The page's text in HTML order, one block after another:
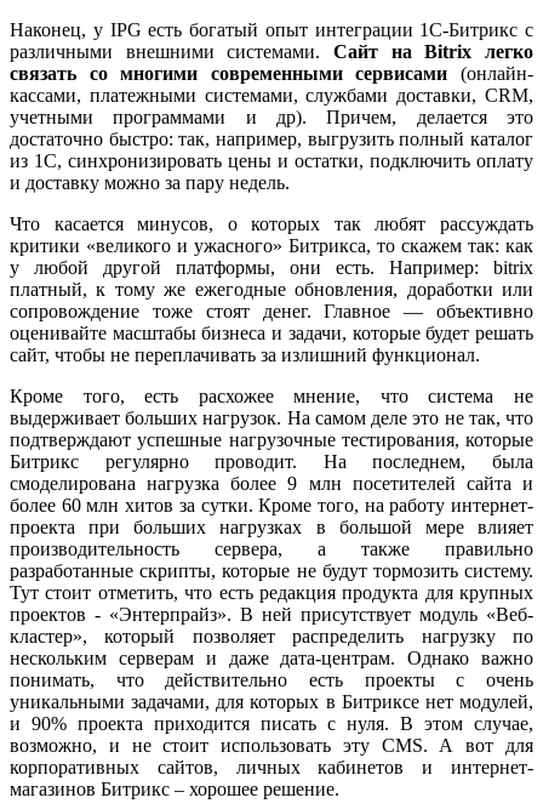
Наконец, у IPG есть богатый опыт интеграции 1С-Битрикс с
различными внешними системами. Сайт на Bitrix легко
связать со многими современными сервисами (онлайн-
кассами, платежными системами, службами доставки, CRM,
учетными программами и др). Причем, делается это
достаточно быстро: так, например, выгрузить полный каталог
из 1С, синхронизировать цены и остатки, подключить оплату
и доставку можно за пару недель.
Что касается минусов, о которых так любят рассуждать
критики «великого и ужасного» Битрикса, то скажем так: как
у любой другой платформы, они есть. Например: bitrix
платный, к тому же ежегодные обновления, доработки или
сопровождение тоже стоят денег. Главное — объективно
оценивайте масштабы бизнеса и задачи, которые будет решать
сайт, чтобы не переплачивать за излишний функционал.
Кроме того, есть расхожее мнение, что система не
выдерживает больших нагрузок. На самом деле это не так, что
подтверждают успешные нагрузочные тестирования, которые
Битрикс регулярно проводит. На последнем, была
смоделирована нагрузка более 9 млн посетителей сайта и
более 60 млн хитов за сутки. Кроме того, на работу интернет-
проекта при больших нагрузках в большой мере влияет
производительность сервера, а также правильно
разработанные скрипты, которые не будут тормозить систему.
Тут стоит отметить, что есть редакция продукта для крупных
проектов - «Энтерпрайз». В ней присутствует модуль «Веб-
кластер», который позволяет распределить нагрузку по
нескольким серверам и даже дата-центрам. Однако важно
понимать, что действительно есть проекты с очень
уникальными задачами, для которых в Битриксе нет модулей,
и 90% проекта приходится писать с нуля. В этом случае,
возможно, и не стоит использовать эту CMS. А вот для
корпоративных сайтов, личных кабинетов и интернет-
магазинов Битрикс – хорошее решение.